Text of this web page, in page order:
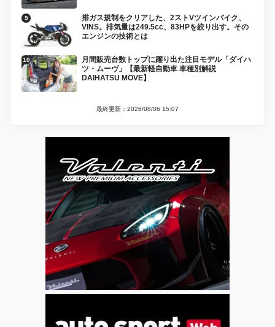
排ガス規制をクリアした、2ストVツインバイク、
VINS。排気量は249.5cc、83HPを絞り出す。その
エンジンの技術とは
月間販売台数トップに躍り出た注目モデル「ダイハ
ツ・ムーヴ」【最新軽自動車 車種別解説
DAIHATSU MOVE】
最終更新：2026/08/06 15:07